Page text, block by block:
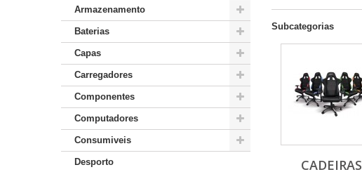
Armazenamento
Baterias
Capas
Carregadores
Componentes
Computadores
Consumiveis
Desporto
Subcategorias
CADEIRAS